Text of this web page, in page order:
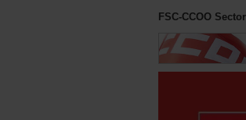
FSC-CCOO